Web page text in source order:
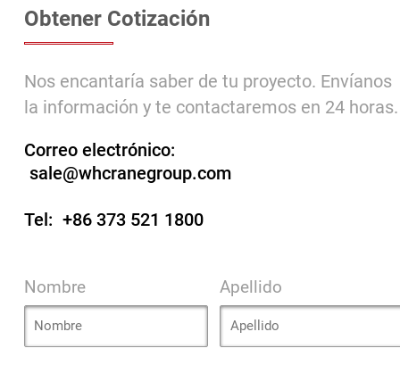
Obtener Cotización
Nos encantaría saber de tu proyecto. Envíanos
la información y te contactaremos en 24 horas.
Correo electrónico:
sale@whcranegroup.com
Tel: +86 373 521 1800
Nombre Apellido